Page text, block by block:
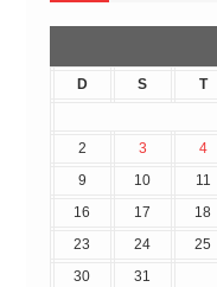
D S T
2
3 4
9
10 11
16
17 18
23
24 25
30
31